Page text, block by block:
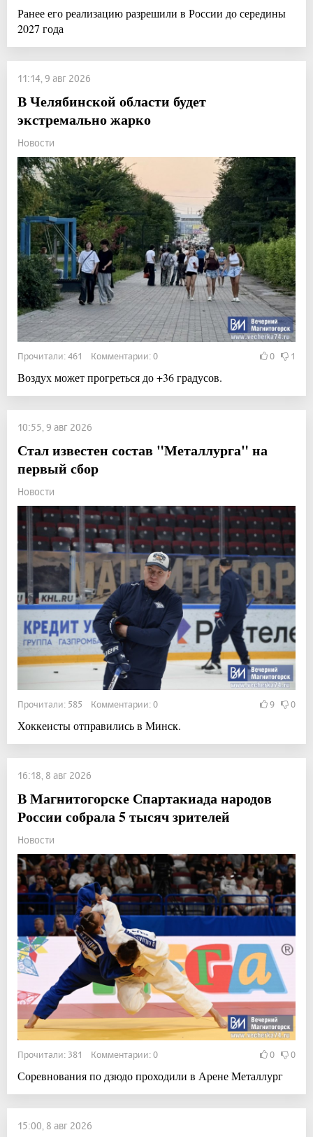
Ранее его реализацию разрешили в России до середины
2027 года
11:14, 9 авг 2026
В Челябинской области будет
экстремально жарко
Новости
Прочитали: 461 Комментарии: 0 0 1
Воздух может прогреться до +36 градусов.
10:55, 9 авг 2026
Стал известен состав "Металлурга" на
первый сбор
Новости
Прочитали: 585 Комментарии: 0 9 0
Хоккеисты отправились в Минск.
16:18, 8 авг 2026
В Магнитогорске Спартакиада народов
России собрала 5 тысяч зрителей
Новости
Прочитали: 381 Комментарии: 0 0 0
Соревнования по дзюдо проходили в Арене Металлург
15:00, 8 авг 2026